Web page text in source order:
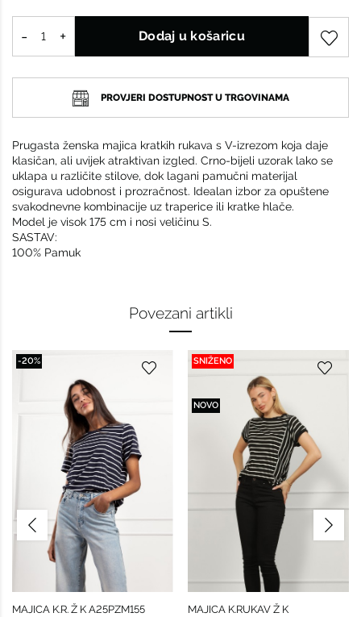
Dodaj u košaricu
PROVJERI DOSTUPNOST U TRGOVINAMA
Prugasta ženska majica kratkih rukava s V-izrezom koja daje
klasičan, ali uvijek atraktivan izgled. Crno-bijeli uzorak lako se
uklapa u različite stilove, dok lagani pamučni materijal
osigurava udobnost i prozračnost. Idealan izbor za opuštene
svakodnevne kombinacije uz traperice ili kratke hlače.
Model je visok 175 cm i nosi veličinu S.
SASTAV:
100% Pamuk
Povezani artikli
-20%
MAJICA K.R. Ž K A25PZM155
SNIŽENO
NOVO
MAJICA K.RUKAV Ž K